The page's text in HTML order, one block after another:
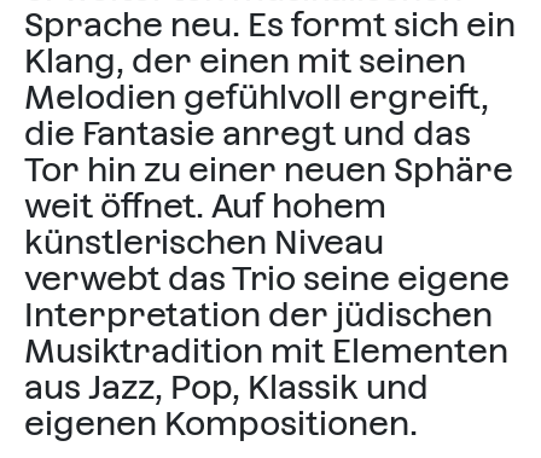
Sprache neu. Es formt sich ein
Klang, der einen mit seinen
Melodien gefühlvoll ergreift,
die Fantasie anregt und das
Tor hin zu einer neuen Sphäre
weit öffnet. Auf hohem
künstlerischen Niveau
verwebt das Trio seine eigene
Interpretation der jüdischen
Musiktradition mit Elementen
aus Jazz, Pop, Klassik und
eigenen Kompositionen.